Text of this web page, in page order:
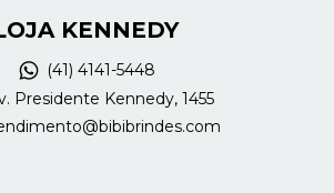
KENNEDY
(41) 4141-5448
Presidente Kennedy, 1455